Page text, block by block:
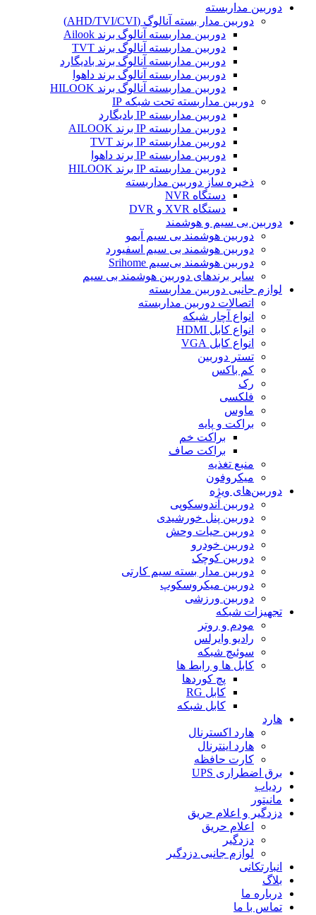
دوربین مداربسته
دوربین مدار بسته آنالوگ (AHD/TVI/CVI)
دوربین مداربسته آنالوگ برند Ailook
دوربین مداربسته آنالوگ برند TVT
دوربین مداربسته آنالوگ برند بادیگارد
دوربین مداربسته آنالوگ برند داهوا
دوربین مداربسته آنالوگ برند HILOOK
دوربین مداربسته تحت شبکه IP
دوربین مداربسته IP بادیگارد
دوربین مداربسته IP برند AILOOK
دوربین مداربسته IP برند TVT
دوربین مداربسته IP برند داهوا
دوربین مداربسته IP برند HILOOK
ذخیره ساز دوربین مداربسته
دستگاه NVR
دستگاه XVR و DVR
دوربین بی سیم و هوشمند
دوربین هوشمند بی سیم آیمو
دوربین هوشمند بی سیم اسفیورد
دوربین هوشمند بی‌سیم Srihome
سایر برندهای دوربین هوشمند بی سیم
لوازم جانبی دوربین مداربسته
اتصالات دوربین مداربسته
انواع آچار شبکه
انواع کابل HDMI
انواع کابل VGA
تستر دوربین
کم باکس
رک
فلکسی
ماوس
براکت و پایه
براکت خم
براکت صاف
منبع تغذیه
میکروفون
دوربین‌های ویژه
دوربین آندوسکوپی
دوربین پنل خورشیدی
دوربین حیات وحش
دوربین خودرو
دوربین کوچک
دوربین مدار بسته سیم کارتی
دوربین میکروسکوپ
دوربین ورزشی
تجهیزات شبکه
مودم و روتر
رادیو وایرلس
سوئیچ شبکه
کابل ها و رابط ها
پچ کوردها
کابل RG
کابل شبکه
هارد
هارد اکسترنال
هارد اینترنال
کارت حافظه
برق اضطراری UPS
ردیاب
مانیتور
دزدگیر و اعلام حریق
اعلام حریق
دزدگیر
لوازم جانبی دزدگیر
انبارتکانی
بلاگ
درباره ما
تماس با ما